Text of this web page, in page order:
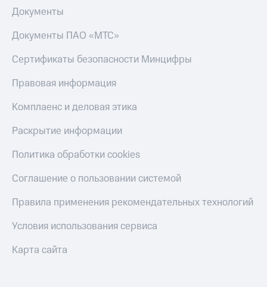
Умный
дом
Планшеты
Акции
скидки
Все
Документы
Документы ПАО «МТС»
Сертификаты безопасности Минцифры
Правовая информация
Комплаенс и деловая этика
Раскрытие информации
Политика обработки cookies
Соглашение о пользовании системой
Правила применения рекомендательных технологий
Условия использования сервиса
Карта сайта